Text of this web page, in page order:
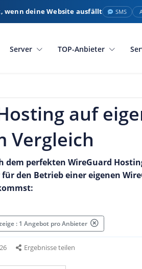
wenn deine Website ausfällt SMS
Server TOP-Anbieter
auf
Vergleich
dem perfekten WireGuard
den Betrieb einer eigenen
: 1 Angebot pro Anbieter
Ergebnisse teilen